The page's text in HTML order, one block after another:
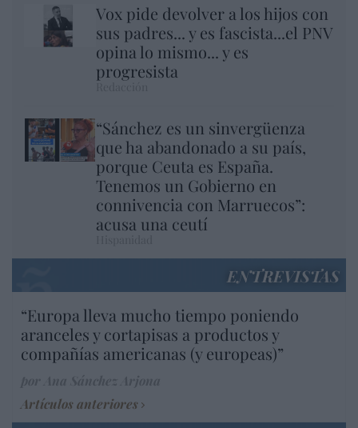
Vox pide devolver a los hijos con
sus padres... y es fascista...el PNV
opina lo mismo... y es
progresista
“Sánchez es un sinvergüenza
que ha abandonado a su país,
porque Ceuta es España.
Tenemos un Gobierno en
connivencia con Marruecos”:
acusa una ceutí
ENTREVISTAS
“Europa lleva mucho tiempo poniendo
aranceles y cortapisas a productos y
compañías americanas (y europeas)”
Artículos anteriores